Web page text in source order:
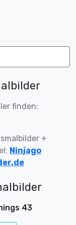
finden:
+
Ninjago
43